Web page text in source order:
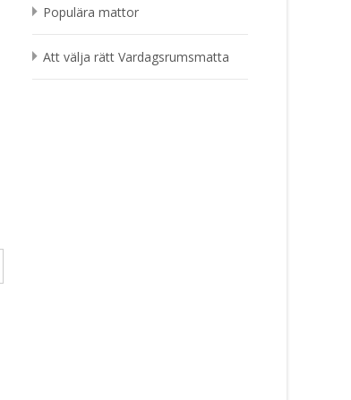
Populära mattor
Att välja rätt Vardagsrumsmatta